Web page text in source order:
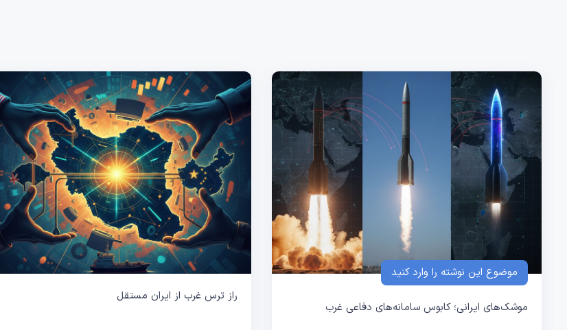
موضوع این نوشته را وارد کنید
موشک‌های ایرانی؛ کابوس سامانه‌های دفاعی غرب
راز ترس غرب از ایران مستقل